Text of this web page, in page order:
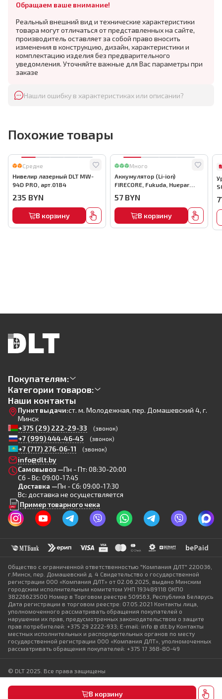
В корзину
Обращаем ваше внимание!
Реальный внешний вид и технические характеристики
товара могут отличаться от представленных на сайте,
производитель оставляет за собой право вносить
изменения в конструкцию, дизайн, характеристики и
комплектацию изделия без предварительного
уведомления. Уточняйте важные для Вас параметры при
заказе
Нашли ошибку в характеристиках или описании?
Похожие товары
Средне
Нивелир лазерный DLT MW-
94D PRO, арт.0184
235 BYN
В корзину
Много
Аккумулятор (Li-ion)
FIRECORE, Fukuda, Huepar
57 BYN
В корзину
Покупателям:
Категории товаров:
Наши контакты
Пункт выдачи:ст. м. Молодежная, пер. Домашевский 4, г.
Минск
+375 (29) 222-29-33
(звонок)
+7 (999) 444-46-45 (звонок)
+7 (717) 276-06-11 (звонок)
info@dlt.by
Самовывоз —Пн - Пт: 08:30-20:00
Сб - Вс: 09:00-17:45
Доставка —Пн - Сб: 09:00-17:30
Вс: доставка не осуществляется
Пример товарного чека
Общество с ограниченной ответственностью "Компания ДЛТ" 220036,
г.Минск, пер. Домашевский д. 4 Свидетельство о государственной
регистрации ООО «Компания ДЛТ» от 02.06.2025, выдано Минским
городским исполнительным комитетом УНП 193489118 ОКПО
38226623500 Номер в Торговом реестре 509563, Республика Беларусь
Дата регистрации в торговом реестре: 07.05.2021 Контакты лица,
уполномоченного рассматривать обращения покупателей о
нарушении их прав, предусмотренных законодательством о защите
прав потребителей: +375 29 2222-933; E-mail: info @ dlt.by Контакты
местных исполнительных и распорядительных органов по месту
государственной регистрации ООО «Компания ДЛТ», уполномоченных
рассматривать обращения покупателей: +375 17 368-80-49
© DLT 2025. Все права защищены
Политика конфиденциальности
Выбор настроек Cookie
Разработка сайта — SLAM